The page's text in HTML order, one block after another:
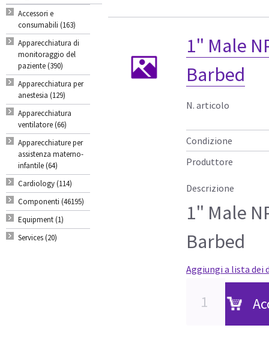
Accessori e
consumabili (163)
Apparecchiatura di
monitoraggio del
paziente (390)
Apparecchiatura per
anestesia (129)
Apparecchiatura
ventilatore (66)
Apparecchiature per
assistenza materno-
infantile (64)
Cardiology (114)
Componenti (46195)
Equipment (1)
Services (20)
1" Male
Barbed
N. articolo
Condizione
Produttore
Descrizione
1" Male
Barbed
Aggiungi a lista dei